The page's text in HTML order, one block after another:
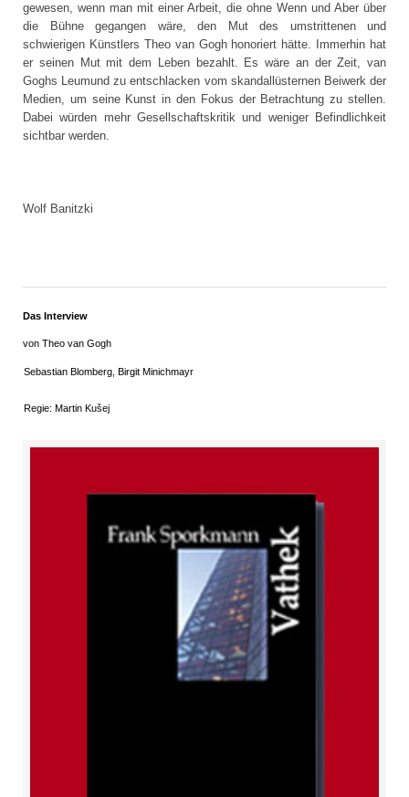
gewesen, wenn man mit einer Arbeit, die ohne Wenn und Aber über
die Bühne gegangen wäre, den Mut des umstrittenen und
schwierigen Künstlers Theo van Gogh honoriert hätte. Immerhin hat
er seinen Mut mit dem Leben bezahlt. Es wäre an der Zeit, van
Goghs Leumund zu entschlacken vom skandallüsternen Beiwerk der
Medien, um seine Kunst in den Fokus der Betrachtung zu stellen.
Dabei würden mehr Gesellschaftskritik und weniger Befindlichkeit
sichtbar werden.
Wolf Banitzki
Das Interview
von Theo van Gogh
Sebastian Blomberg, Birgit Minichmayr
Regie: Martin Kušej